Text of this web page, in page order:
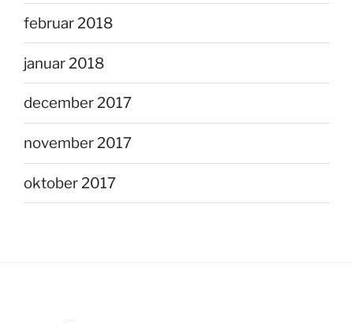
februar 2018
januar 2018
december 2017
november 2017
oktober 2017